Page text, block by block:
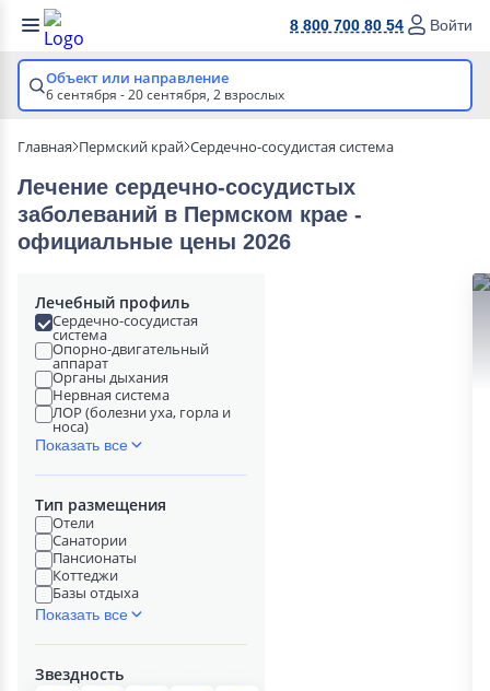
8 800 700 80 54 Войти
Объект или направление
6 сентября - 20 сентября, 2 взрослых
Главная Пермский край Сердечно-сосудистая система
Лечение сердечно-сосудистых
заболеваний в Пермском крае -
официальные цены 2026
Лечебный профиль
Сердечно-сосудистая
система
Опорно-двигательный
аппарат
Органы дыхания
Нервная система
ЛОР (болезни уха, горла и
носа)
Показать все
Тип размещения
Отели
Санатории
Пансионаты
Коттеджи
Базы отдыха
Показать все
Звездность